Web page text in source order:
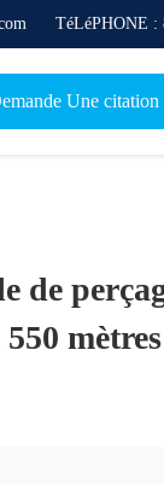
TéLéPHONE :
Une citation
de